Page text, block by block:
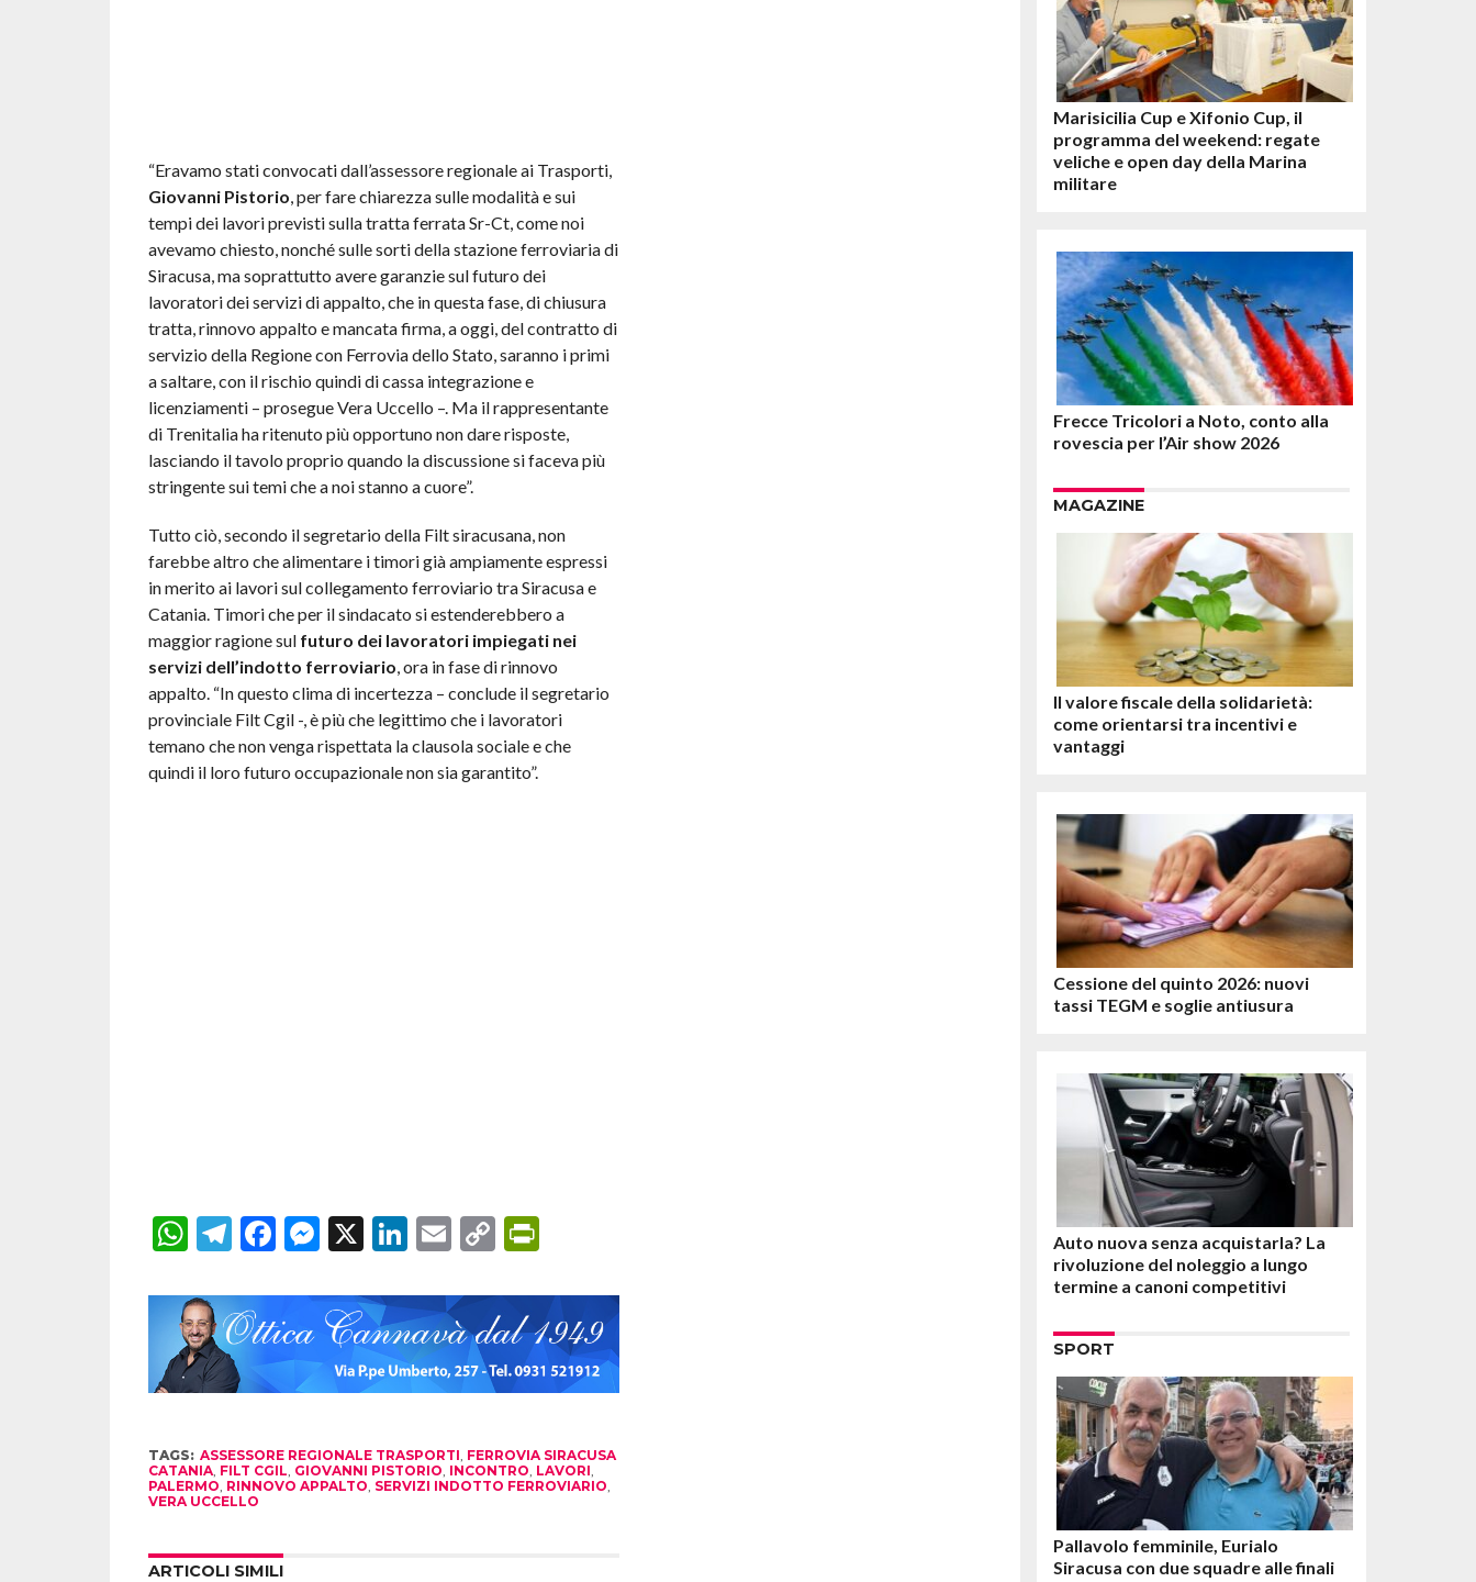
“Eravamo stati convocati dall’assessore regionale ai Trasporti,
Giovanni Pistorio, per fare chiarezza sulle modalità e sui
tempi dei lavori previsti sulla tratta ferrata Sr-Ct, come noi
avevamo chiesto, nonché sulle sorti della stazione ferroviaria di
Siracusa, ma soprattutto avere garanzie sul futuro dei
lavoratori dei servizi di appalto, che in questa fase, di chiusura
tratta, rinnovo appalto e mancata firma, a oggi, del contratto di
servizio della Regione con Ferrovia dello Stato, saranno i primi
a saltare, con il rischio quindi di cassa integrazione e
licenziamenti – prosegue Vera Uccello –. Ma il rappresentante
di Trenitalia ha ritenuto più opportuno non dare risposte,
lasciando il tavolo proprio quando la discussione si faceva più
stringente sui temi che a noi stanno a cuore”.
Tutto ciò, secondo il segretario della Filt siracusana, non
farebbe altro che alimentare i timori già ampiamente espressi
in merito ai lavori sul collegamento ferroviario tra Siracusa e
Catania. Timori che per il sindacato si estenderebbero a
maggior ragione sul futuro dei lavoratori impiegati nei
servizi dell’indotto ferroviario, ora in fase di rinnovo
appalto. “In questo clima di incertezza – conclude il segretario
provinciale Filt Cgil -, è più che legittimo che i lavoratori
temano che non venga rispettata la clausola sociale e che
quindi il loro futuro occupazionale non sia garantito”.
WhatsApp
Telegram
Facebook
Messenger
X LinkedIn
Email
CopyPrintFriendly
TAGS: ASSESSORE REGIONALE TRASPORTI, FERROVIA SIRACUSA
CATANIA, FILT CGIL, GIOVANNI PISTORIO, INCONTRO, LAVORI,
PALERMO, RINNOVO APPALTO, SERVIZI INDOTTO FERROVIARIO,
VERA UCCELLO
ARTICOLI SIMILI
Marisicilia Cup e Xifonio Cup, il
programma del weekend: regate
veliche e open day della Marina
militare
Frecce Tricolori a Noto, conto alla
rovescia per l’Air show 2026
MAGAZINE
Il valore fiscale della solidarietà:
come orientarsi tra incentivi e
vantaggi
Cessione del quinto 2026: nuovi
tassi TEGM e soglie antiusura
Auto nuova senza acquistarla? La
rivoluzione del noleggio a lungo
termine a canoni competitivi
SPORT
Pallavolo femminile, Eurialo
Siracusa con due squadre alle finali